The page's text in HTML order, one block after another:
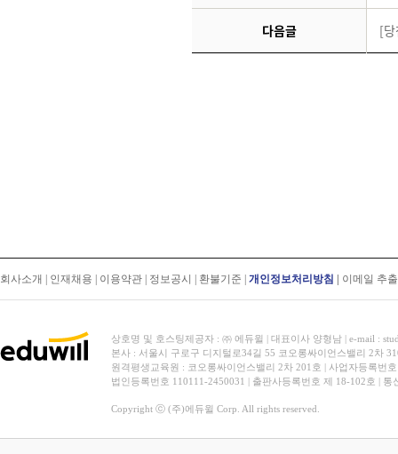
다음글 [
회사소개 인재채용 이용약관 정보공시 환불기준 개인정보처리방침 이메일 추
상호명 및 호스팅제공자 : ㈜ 에듀윌 | 대표이사 양형남 | e-mail :
본사 : 서울시 구로구 디지털로34길 55 코오롱싸이언스밸리 2차
원격평생교육원 : 코오롱싸이언스밸리 2차 201호 | 사업자등록번
법인등록번호 110111-2450031 | 출판사등록번호 제 18-102호 |
Copyright ⓒ (주)에듀윌 Corp. All rights reserved.